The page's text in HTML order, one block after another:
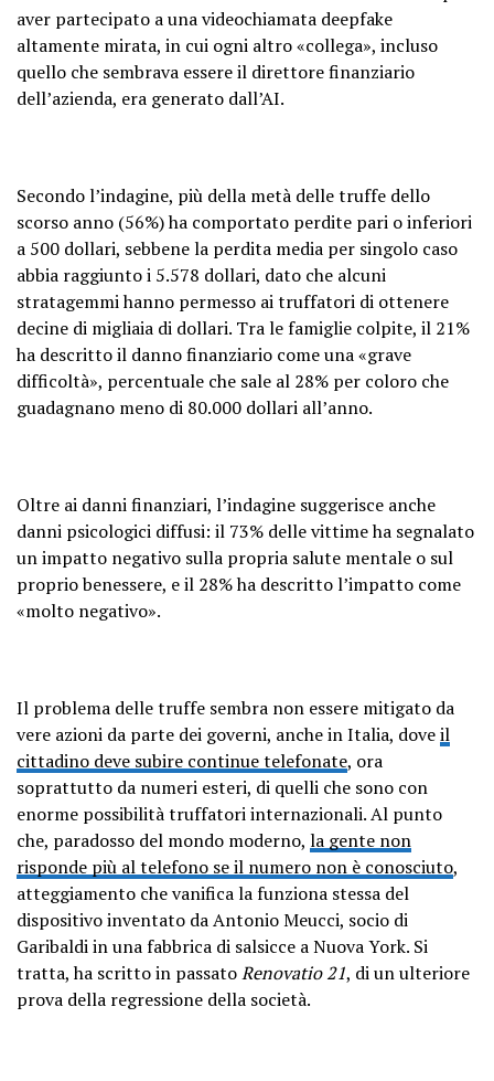
aver partecipato a una videochiamata deepfake
altamente mirata, in cui ogni altro «collega», incluso
quello che sembrava essere il direttore finanziario
dell’azienda, era generato dall’AI.
Secondo l’indagine, più della metà delle truffe dello
scorso anno (56%) ha comportato perdite pari o inferiori
a 500 dollari, sebbene la perdita media per singolo caso
abbia raggiunto i 5.578 dollari, dato che alcuni
stratagemmi hanno permesso ai truffatori di ottenere
decine di migliaia di dollari. Tra le famiglie colpite, il 21%
ha descritto il danno finanziario come una «grave
difficoltà», percentuale che sale al 28% per coloro che
guadagnano meno di 80.000 dollari all’anno.
Oltre ai danni finanziari, l’indagine suggerisce anche
danni psicologici diffusi: il 73% delle vittime ha segnalato
un impatto negativo sulla propria salute mentale o sul
proprio benessere, e il 28% ha descritto l’impatto come
«molto negativo».
Il problema delle truffe sembra non essere mitigato da
vere azioni da parte dei governi, anche in Italia, doveil
cittadino deve subire continue telefonate, ora
soprattutto da numeri esteri, di quelli che sono con
enorme possibilità truffatori internazionali. Al punto
che, paradosso del mondo moderno, la gente non
risponde più al telefono se il numero non è conosciuto,
atteggiamento che vanifica la funziona stessa del
dispositivo inventato da Antonio Meucci, socio di
Garibaldi in una fabbrica di salsicce a Nuova York. Si
tratta, ha scritto in passatoRenovatio 21, di un ulteriore
prova della regressione della società.